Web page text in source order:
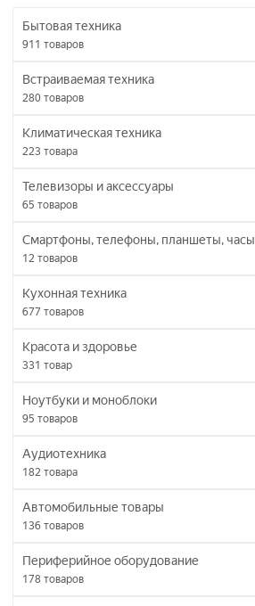
Бытовая техника
911 товаров
Встраиваемая техника
280 товаров
Климатическая техника
223 товара
Телевизоры и аксессуары
65 товаров
Смартфоны, телефоны, планшеты, часы
12 товаров
Кухонная техника
677 товаров
Красота и здоровье
331 товар
Ноутбуки и моноблоки
95 товаров
Аудиотехника
182 товара
Автомобильные товары
136 товаров
Периферийное оборудование
178 товаров